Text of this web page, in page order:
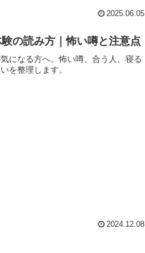
2025.06.05
の読み方｜怖い噂と注意点
になる方へ。怖い噂、合う人、寝る
を整理します。
2024.12.08